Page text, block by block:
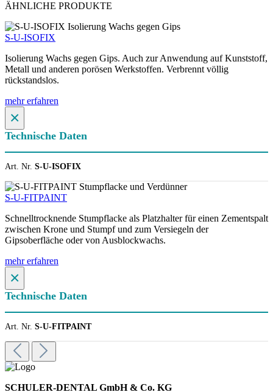
ÄHNLICHE PRODUKTE
S-U-ISOFIX
Isolierung Wachs gegen Gips. Auch zur Anwendung auf Kunststoff,
Metall und anderen porösen Werkstoffen. Verbrennt völlig
rückstandslos.
mehr erfahren
×
Technische Daten
Art. Nr. S-U-ISOFIX
S-U-FITPAINT
Schnelltrocknende Stumpflacke als Platzhalter für einen Zementspalt
zwischen Krone und Stumpf und zum Versiegeln der
Gipsoberfläche oder von Ausblockwachs.
mehr erfahren
×
Technische Daten
Art. Nr. S-U-FITPAINT
SCHULER-DENTAL GmbH & Co. KG